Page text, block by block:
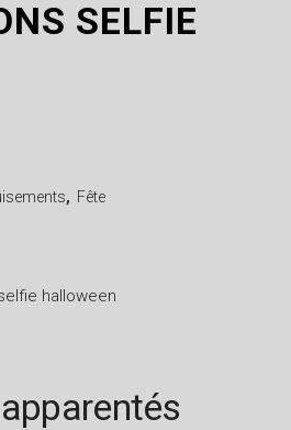
SELFIE
, Fête
halloween